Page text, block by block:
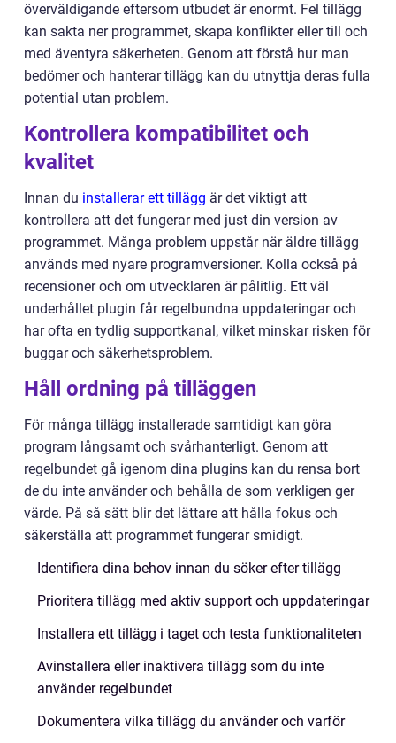
överväldigande eftersom utbudet är enormt. Fel tillägg
kan sakta ner programmet, skapa konflikter eller till och
med äventyra säkerheten. Genom att förstå hur man
bedömer och hanterar tillägg kan du utnyttja deras fulla
potential utan problem.
Kontrollera kompatibilitet och
kvalitet
Innan du installerar ett tillägg är det viktigt att
kontrollera att det fungerar med just din version av
programmet. Många problem uppstår när äldre tillägg
används med nyare programversioner. Kolla också på
recensioner och om utvecklaren är pålitlig. Ett väl
underhållet plugin får regelbundna uppdateringar och
har ofta en tydlig supportkanal, vilket minskar risken för
buggar och säkerhetsproblem.
Håll ordning på tilläggen
För många tillägg installerade samtidigt kan göra
program långsamt och svårhanterligt. Genom att
regelbundet gå igenom dina plugins kan du rensa bort
de du inte använder och behålla de som verkligen ger
värde. På så sätt blir det lättare att hålla fokus och
säkerställa att programmet fungerar smidigt.
Identifiera dina behov innan du söker efter tillägg
Prioritera tillägg med aktiv support och uppdateringar
Installera ett tillägg i taget och testa funktionaliteten
Avinstallera eller inaktivera tillägg som du inte
använder regelbundet
Dokumentera vilka tillägg du använder och varför